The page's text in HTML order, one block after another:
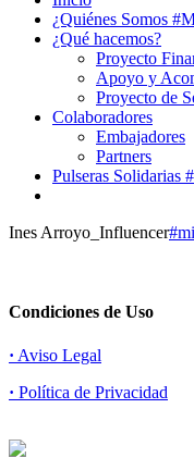
¿Quiénes Somos
¿Qué hacemos?
Proyecto
Apoyo y
Proyecto de
Colaboradores
Embajadores
Partners
Pulseras Solidarias
Ines Arroyo_Influencer
Condiciones de Uso
· Aviso Legal
· Política de Privacidad